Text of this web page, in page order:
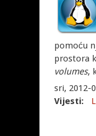
pomoću
prostora
volumes,
sri, 2012-
Vijesti: